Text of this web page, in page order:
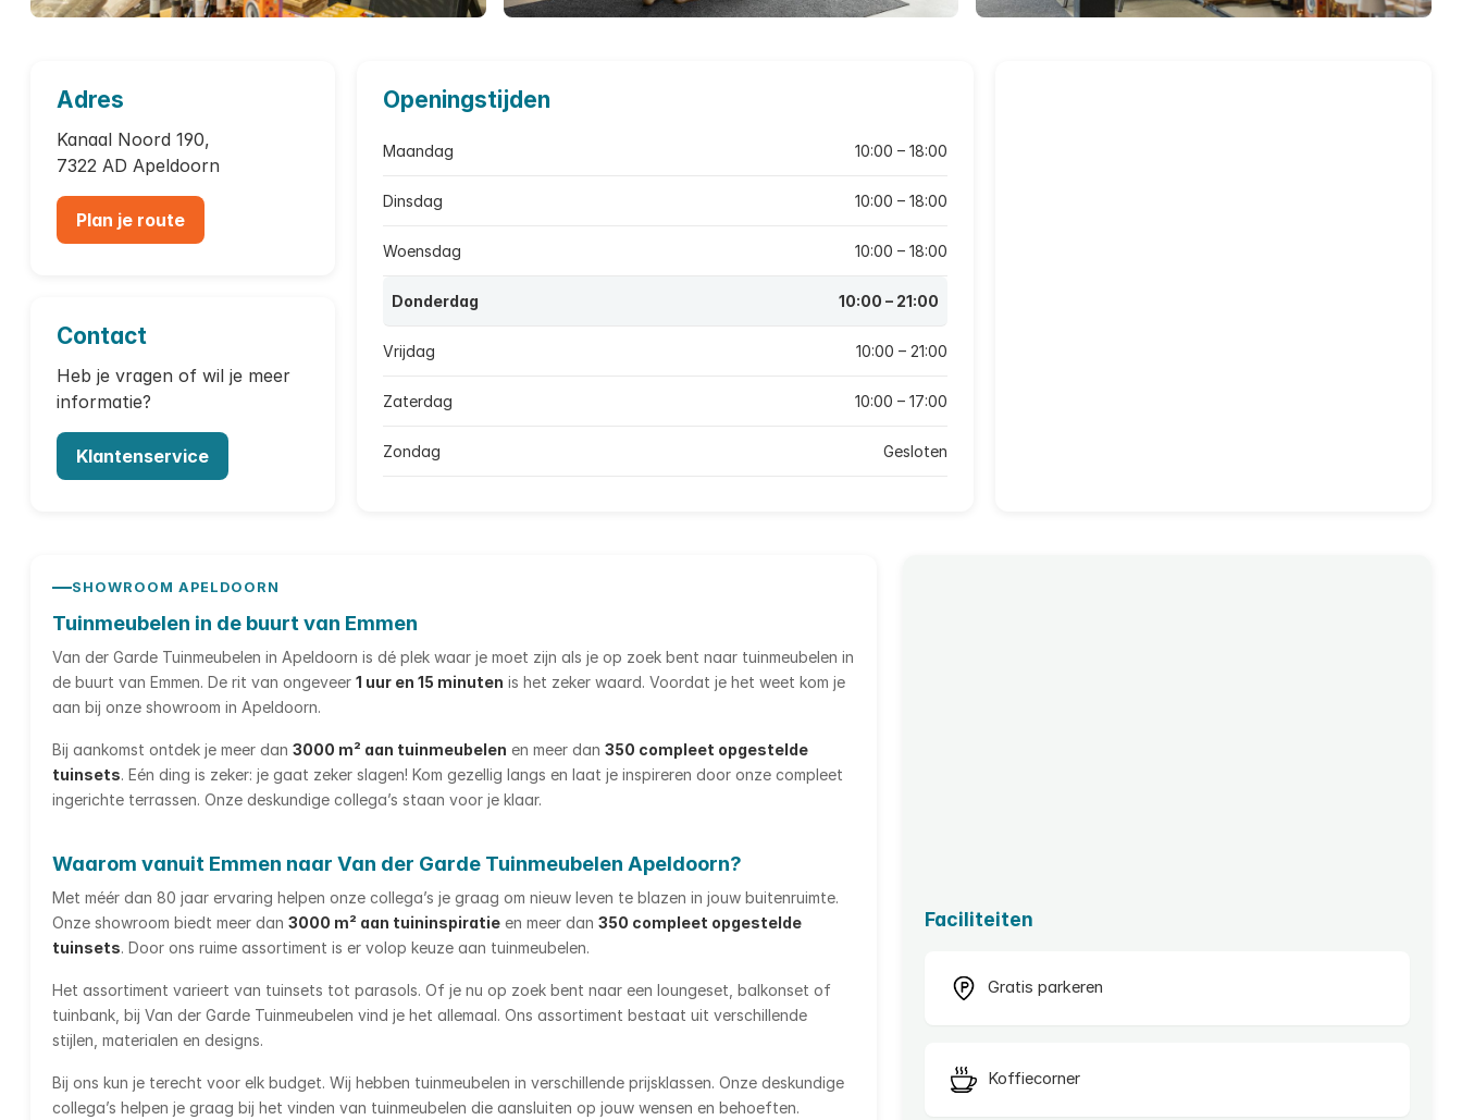
Adres
Kanaal Noord 190,
7322 AD Apeldoorn
Plan je route
Contact
Heb je vragen of wil je meer
informatie?
Klantenservice
Openingstijden
Maandag 10:00 – 18:00
Dinsdag 10:00 – 18:00
Woensdag 10:00 – 18:00
Donderdag 10:00 – 21:00
Vrijdag 10:00 – 21:00
Zaterdag 10:00 – 17:00
Zondag Gesloten
SHOWROOM APELDOORN
Tuinmeubelen in de buurt van Emmen
Van der Garde Tuinmeubelen in Apeldoorn is dé plek waar je moet zijn als je op zoek bent naar tuinmeubelen in
de buurt van Emmen. De rit van ongeveer 1 uur en 15 minuten is het zeker waard. Voordat je het weet kom je
aan bij onze showroom in Apeldoorn.
Bij aankomst ontdek je meer dan 3000 m² aan tuinmeubelen en meer dan 350 compleet opgestelde
tuinsets. Eén ding is zeker: je gaat zeker slagen! Kom gezellig langs en laat je inspireren door onze compleet
ingerichte terrassen. Onze deskundige collega’s staan voor je klaar.
Waarom vanuit Emmen naar Van der Garde Tuinmeubelen Apeldoorn?
Met méér dan 80 jaar ervaring helpen onze collega’s je graag om nieuw leven te blazen in jouw buitenruimte.
Onze showroom biedt meer dan 3000 m² aan tuininspiratie en meer dan 350 compleet opgestelde
tuinsets. Door ons ruime assortiment is er volop keuze aan tuinmeubelen.
Het assortiment varieert van tuinsets tot parasols. Of je nu op zoek bent naar een loungeset, balkonset of
tuinbank, bij Van der Garde Tuinmeubelen vind je het allemaal. Ons assortiment bestaat uit verschillende
stijlen, materialen en designs.
Bij ons kun je terecht voor elk budget. Wij hebben tuinmeubelen in verschillende prijsklassen. Onze deskundige
collega’s helpen je graag bij het vinden van tuinmeubelen die aansluiten op jouw wensen en behoeften.
Faciliteiten
Gratis parkeren
Koffiecorner